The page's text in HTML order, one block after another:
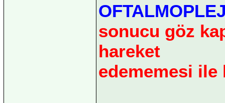
sonucu göz
hareket
edememesi